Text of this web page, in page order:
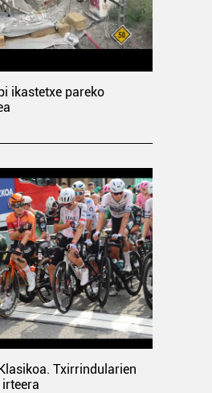
ikastetxe pareko
Txirrindularien